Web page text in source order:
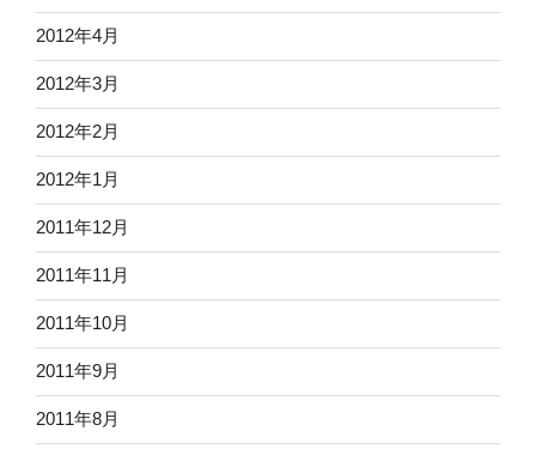
2012年4月
2012年3月
2012年2月
2012年1月
2011年12月
2011年11月
2011年10月
2011年9月
2011年8月